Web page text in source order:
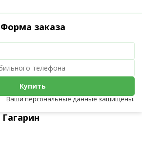
Форма заказа
Купить
Ваши персональные данные защищены.